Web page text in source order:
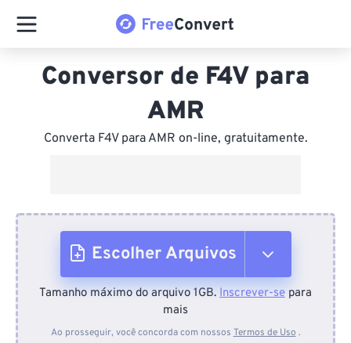
Conversor de F4V para
AMR
Converta F4V para AMR on-line, gratuitamente.
Escolher Arquivos
Do dispositivo
Tamanho máximo do arquivo 1GB. Inscrever-se para
mais
Ao prosseguir, você concorda com nossos Termos de Uso .